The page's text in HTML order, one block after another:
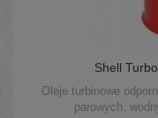
Shell
Oleje turbinowe
parowych,